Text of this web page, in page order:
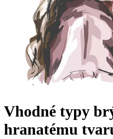
Vhodné typy
hranatému